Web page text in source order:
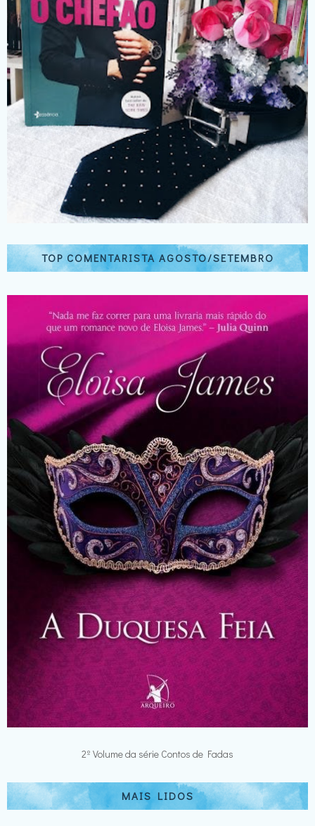
TOP COMENTARISTA AGOSTO/SETEMBRO
2º Volume da série Contos de Fadas
MAIS LIDOS